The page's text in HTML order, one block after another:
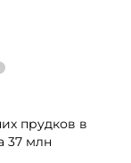
прудков в
37 млн